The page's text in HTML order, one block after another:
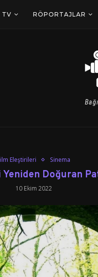
TV RÖPORTAJLAR
Eleştirileri Sinema
Yeniden Doğuran
10 Ekim 2022